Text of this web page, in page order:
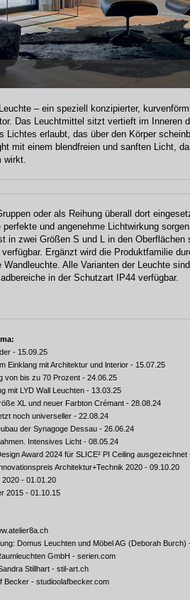
– ein speziell konzipierter,
Das Leuchtmittel sitzt vertieft im Inneren
Lichtes erlaubt, das über den Körper
mit einem blendfreien und sanften Licht,
wirkt.
oder als Reihung überall dort
perfekte und angenehme Lichtwirkung
in zwei Größen S und L in den
Ergänzt wird die Produktfamilie
Wandleuchte. Alle Varianten der Leuchte
in der Schutzart IP44 verfügbar.
- 15.09.25
Einklang mit Architektur und lnterior - 15.07.25
von bis zu 70 Prozent - 24.06.25
mit LYD Wall Leuchten - 13.03.25
XL und neuer Farbton Crémant - 28.08.24
noch universeller - 22.08.24
der Synagoge Dessau - 26.06.24
Intensives Licht - 08.05.24
Award 2024 für SLICE² PI Ceiling ausgezeichnet
Architektur+Technik 2020 - 09.10.20
2020 - 01.01.20
2015 - 01.10.15
Domus Leuchten und Möbel AG (Deborah Burch)
GmbH - serien.com
Stillhart - stil-art.ch
Becker - studioolafbecker.com